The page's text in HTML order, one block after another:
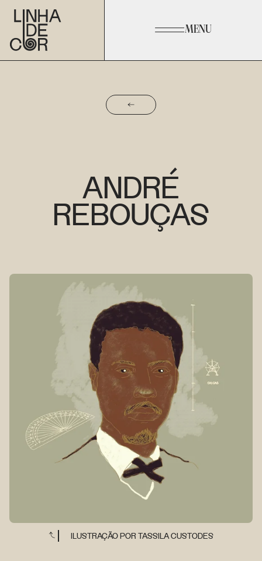
MENU
ANDRÉ
REBOUÇAS
ILUSTRAÇÃO POR TASSILA CUSTODES